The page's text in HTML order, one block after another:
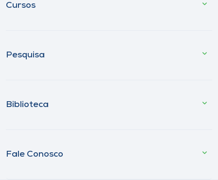
Cursos
Pesquisa
Biblioteca
Fale Conosco